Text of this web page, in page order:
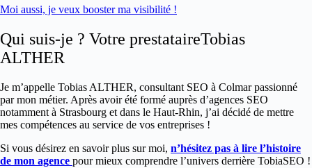
Moi aussi, je veux booster ma visibilité !
Qui suis-je ? Votre prestataireTobias
ALTHER
Je m’appelle Tobias ALTHER, consultant SEO à Colmar passionné
par mon métier. Après avoir été formé auprès d’agences SEO
notamment à Strasbourg et dans le Haut-Rhin, j’ai décidé de mettre
mes compétences au service de vos entreprises !
Si vous désirez en savoir plus sur moi, n’hésitez pas à lire l’histoire
de mon agence pour mieux comprendre l’univers derrière TobiaSEO !